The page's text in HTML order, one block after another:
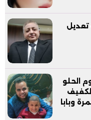
تعديل
الحلو
وبابا